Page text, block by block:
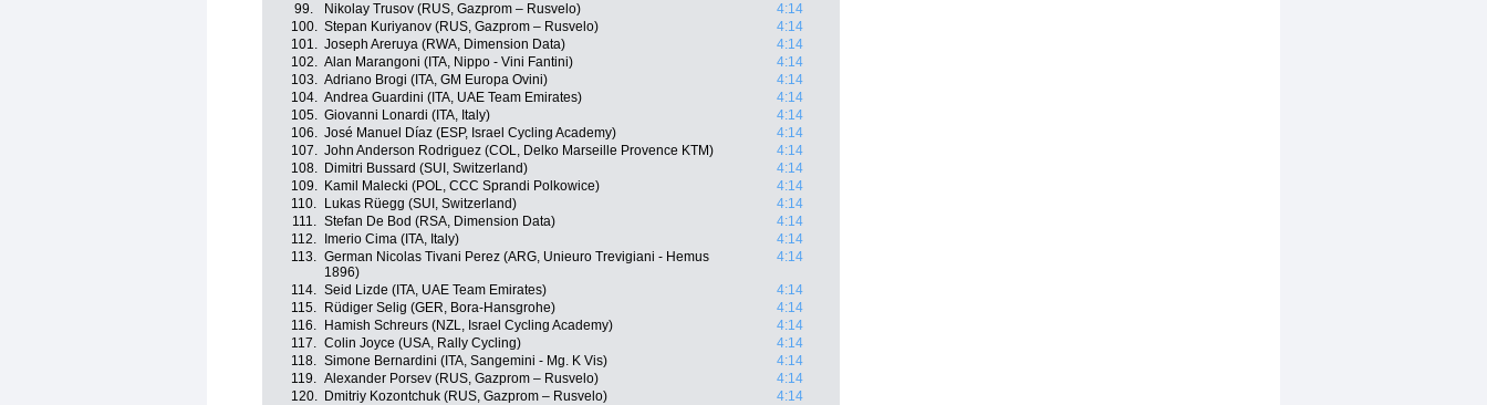
99.
Nikolay Trusov (RUS, Gazprom – Rusvelo)
4:14
100. Stepan Kuriyanov (RUS, Gazprom – Rusvelo)
4:14
101. Joseph Areruya (RWA, Dimension Data)
4:14
102. Alan Marangoni (ITA, Nippo - Vini Fantini)
4:14
103. Adriano Brogi (ITA, GM Europa Ovini)
4:14
104. Andrea Guardini (ITA, UAE Team Emirates)
4:14
105. Giovanni Lonardi (ITA, Italy)
4:14
106. José Manuel Díaz (ESP, Israel Cycling Academy)
4:14
107. John Anderson Rodriguez (COL, Delko Marseille Provence KTM)
4:14
108.
Dimitri Bussard (SUI, Switzerland)
4:14
109.
Kamil Malecki (POL, CCC Sprandi Polkowice)
4:14
110.
Lukas Rüegg (SUI, Switzerland)
4:14
111. Stefan De Bod (RSA, Dimension Data)
4:14
112.
Imerio Cima (ITA, Italy)
4:14
113. German Nicolas Tivani Perez (ARG, Unieuro Trevigiani - Hemus
1896)
4:14
114. Seid Lizde (ITA, UAE Team Emirates)
4:14
115.
Rüdiger Selig (GER, Bora-Hansgrohe)
4:14
116.
Hamish Schreurs (NZL, Israel Cycling Academy)
4:14
117. Colin Joyce (USA, Rally Cycling)
4:14
118. Simone Bernardini (ITA, Sangemini - Mg. K Vis)
4:14
119. Alexander Porsev (RUS, Gazprom – Rusvelo)
4:14
120.
Dmitriy Kozontchuk (RUS, Gazprom – Rusvelo)
4:14